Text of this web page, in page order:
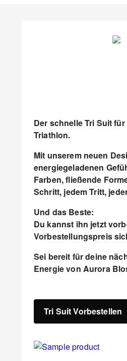
Der schnelle Tri Suit
Triathlon.
Mit unserem neuen
energiegeladenen
Farben, fließende
Schritt, jedem Tritt,
Und das Beste:
Du kannst ihn jetzt
Vorbestellungspreis
Sei bereit für deine
Energie von Aurora
Tri Suit Vorbestellen